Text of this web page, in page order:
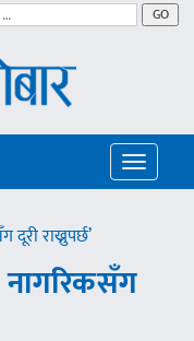
GO
Toggle
दूरी राख्नुपर्छ’
नागरिकसँग